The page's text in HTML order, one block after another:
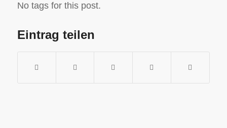
No tags for this post.
Eintrag teilen